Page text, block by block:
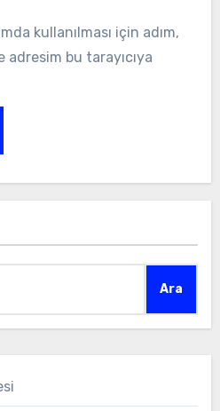
kullanılması için adım,
bu tarayıcıya
Ara